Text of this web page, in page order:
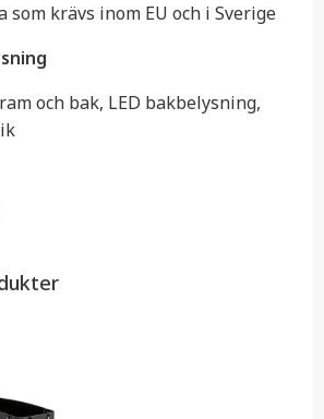
som krävs inom EU och i Sverige
och bak, LED bakbelysning,